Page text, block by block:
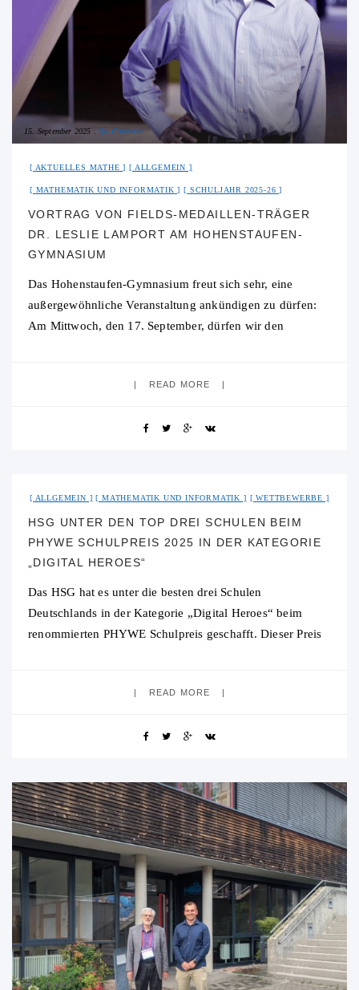
15. September 2025 No Comment
AKTUELLES MATHE ALLGEMEIN
MATHEMATIK UND INFORMATIK SCHULJAHR 2025-26
VORTRAG VON FIELDS-MEDAILLEN-TRÄGER
DR. LESLIE LAMPORT AM HOHENSTAUFEN-
GYMNASIUM
Das Hohenstaufen-Gymnasium freut sich sehr, eine
außergewöhnliche Veranstaltung ankündigen zu dürfen:
Am Mittwoch, den 17. September, dürfen wir den
READ MORE
ALLGEMEIN MATHEMATIK UND INFORMATIK WETTBEWERBE
HSG UNTER DEN TOP DREI SCHULEN BEIM
PHYWE SCHULPREIS 2025 IN DER KATEGORIE
„DIGITAL HEROES“
Das HSG hat es unter die besten drei Schulen
Deutschlands in der Kategorie „Digital Heroes“ beim
renommierten PHYWE Schulpreis geschafft. Dieser Preis
READ MORE